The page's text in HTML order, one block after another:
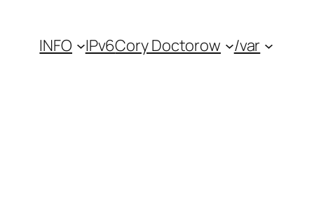
INFO IPv6Cory Doctorow /var